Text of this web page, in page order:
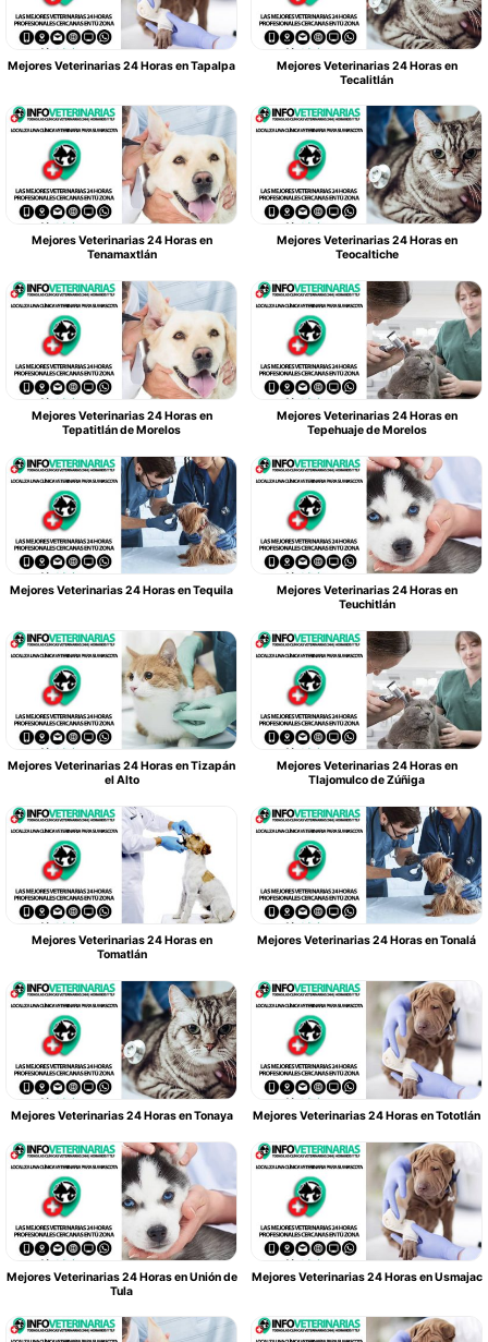
Mejores Veterinarias 24 Horas en Tapalpa
Mejores Veterinarias 24 Horas en
Tecalitlán
Mejores Veterinarias 24 Horas en
Tenamaxtlán
Mejores Veterinarias 24 Horas en
Teocaltiche
Mejores Veterinarias 24 Horas en
Tepatitlán de Morelos
Mejores Veterinarias 24 Horas en
Tepehuaje de Morelos
Mejores Veterinarias 24 Horas en Tequila
Mejores Veterinarias 24 Horas en
Teuchitlán
Mejores Veterinarias 24 Horas en Tizapán
el Alto
Mejores Veterinarias 24 Horas en
Tlajomulco de Zúñiga
Mejores Veterinarias 24 Horas en
Tomatlán
Mejores Veterinarias 24 Horas en Tonalá
Mejores Veterinarias 24 Horas en Tonaya Mejores Veterinarias 24 Horas en Tototlán
Mejores Veterinarias 24 Horas en Unión de
Tula
Mejores Veterinarias 24 Horas en Usmajac